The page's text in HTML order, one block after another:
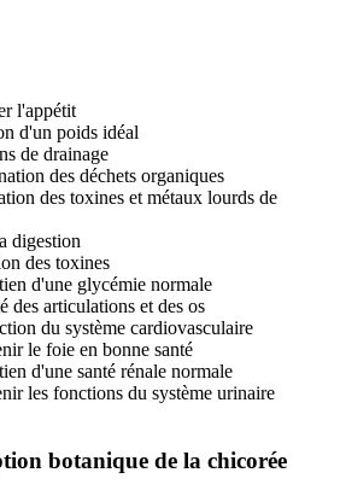
l'appétit
d'un poids idéal
de drainage
des déchets organiques
des toxines et métaux lourds de
digestion
des toxines
d'une glycémie normale
des articulations et des os
du système cardiovasculaire
le foie en bonne santé
d'une santé rénale normale
les fonctions du système urinaire
botanique de la chicorée